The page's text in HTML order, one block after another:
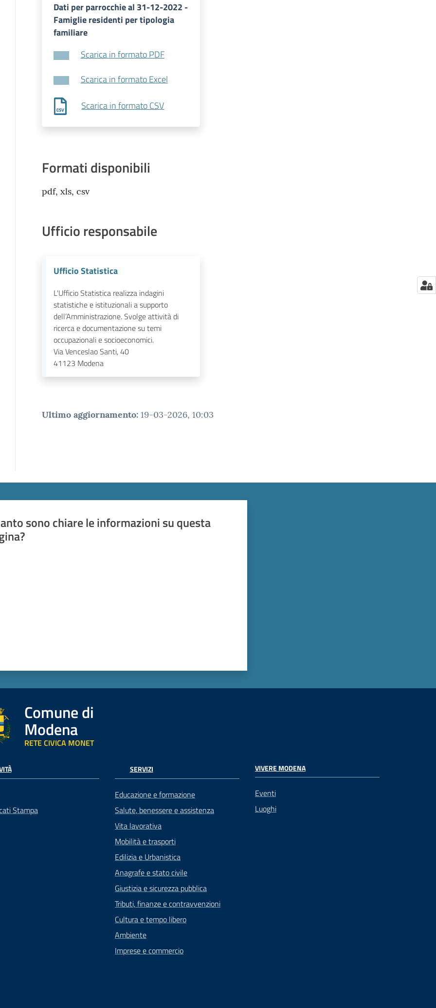
Dati per parrocchie al 31-12-2022 -
Famiglie residenti per tipologia
familiare
Scarica in formato PDF
Scarica in formato Excel
Scarica in formato CSV
Formati disponibili
pdf, xls, csv
Ufficio responsabile
Ufficio Statistica
L'Ufficio Statistica realizza indagini
statistiche e istituzionali a supporto
dell’Amministrazione. Svolge attività di
ricerca e documentazione su temi
occupazionali e socioeconomici.
Via Venceslao Santi, 40
41123 Modena
Ultimo aggiornamento: 19-03-2026, 10:03
sono chiare le informazioni su questa
Comune di
Modena
RETE CIVICA MONET
Stampa
SERVIZI
Educazione e formazione
Salute, benessere e assistenza
Vita lavorativa
Mobilità e trasporti
Edilizia e Urbanistica
Anagrafe e stato civile
Giustizia e sicurezza pubblica
Tributi, finanze e contravvenzioni
Cultura e tempo libero
Ambiente
Imprese e commercio
VIVERE MODENA
Eventi
Luoghi